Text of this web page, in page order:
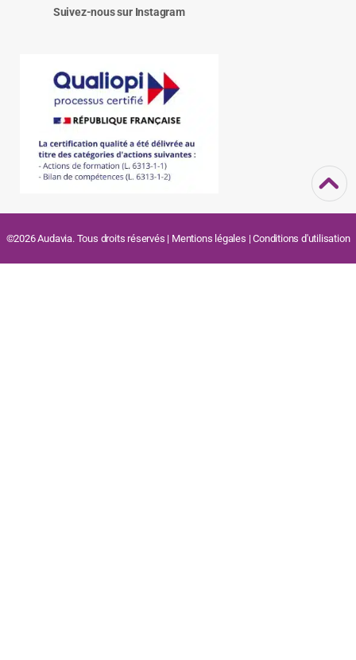
Suivez-nous sur Instagram
©2026 Audavia. Tous droits réservés | Mentions légales |Conditions d'utilisation